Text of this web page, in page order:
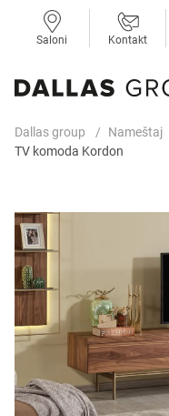
Saloni Kontakt
Dallas group Nameštaj
TV komoda Kordon